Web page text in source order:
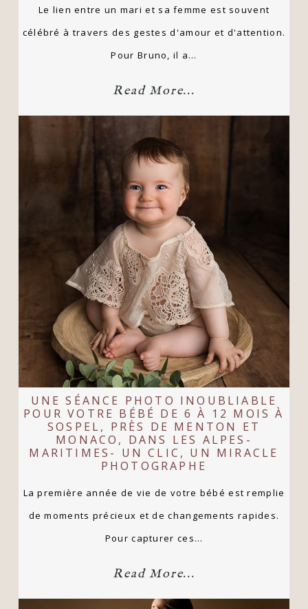
Le lien entre un mari et sa femme est souvent
célébré à travers des gestes d'amour et d'attention.
Pour Bruno, il a…
Read More...
UNE SÉANCE PHOTO INOUBLIABLE
POUR VOTRE BÉBÉ DE 6 À 12 MOIS À
SOSPEL, PRÈS DE MENTON ET
MONACO, DANS LES ALPES-
MARITIMES- UN CLIC, UN MIRACLE
PHOTOGRAPHE
La première année de vie de votre bébé est remplie
de moments précieux et de changements rapides.
Pour capturer ces…
Read More...